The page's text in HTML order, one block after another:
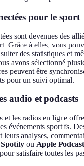
pour le sport
sont devenues des
Grâce à elles, vous
des statistiques et
avons sélectionné
peuvent être
pour un suivi optimal.
audio et podcasts
et les radios en ligne
événements sportifs.
leurs analyses,
Spotify ou Apple
satisfaire toutes les